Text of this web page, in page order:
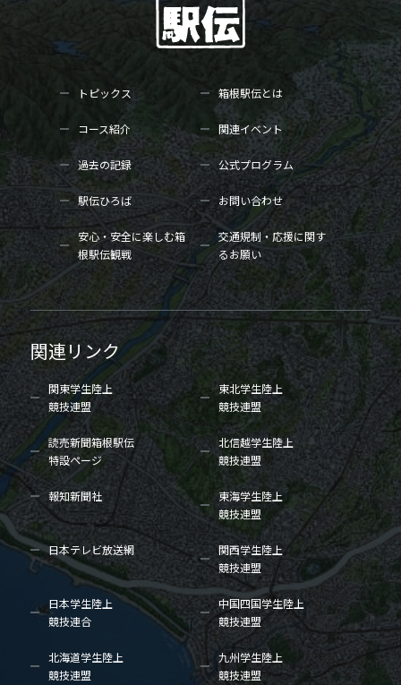
トピックス 箱根駅伝とは
コース紹介 関連イベント
過去の記録 公式プログラム
駅伝ひろば お問い合わせ
安心・安全に楽しむ箱
根駅伝観戦
交通規制・応援に関す
るお願い
関連リンク
関東学生陸上
競技連盟
東北学生陸上
競技連盟
読売新聞箱根駅伝
特設ページ
北信越学生陸上
競技連盟
報知新聞社
東海学生陸上
競技連盟
日本テレビ放送網
関西学生陸上
競技連盟
日本学生陸上
競技連合
中国四国学生陸上
競技連盟
北海道学生陸上
競技連盟
九州学生陸上
競技連盟